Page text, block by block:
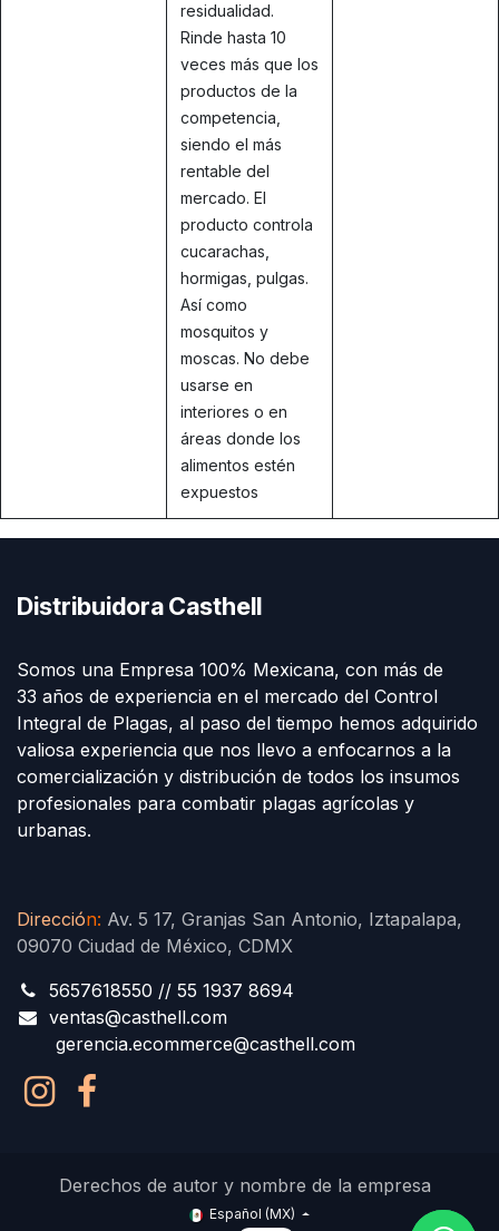
residualidad.
Rinde hasta 10
veces más que los
productos de la
competencia,
siendo el más
rentable del
mercado. El
producto controla
cucarachas,
hormigas, pulgas.
Así como
mosquitos y
moscas. No debe
usarse en
interiores o en
áreas donde los
alimentos estén
expuestos
Distribuidora Casthell
Somos una Empresa 100% Mexicana, con más de
33 años de experiencia en el mercado del Control
Integral de Plagas, al paso del tiempo hemos adquirido
valiosa experiencia que nos llevo a enfocarnos a la
comercialización y distribución de todos los insumos
profesionales para combatir plagas agrícolas y
urbanas.
Dirección: Av. 5 17, Granjas San Antonio, Iztapalapa,
09070 Ciudad de México, CDMX
5657618550 // 55 1937 8694
ventas@casthell.com
gerencia.ecommerce@casthell.com
Derechos de autor y nombre de la empresa
Español (MX)